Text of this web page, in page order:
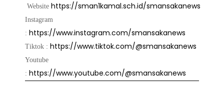
Website https://sman1kamal.sch.id/smansakanews
Instagram
: https://www.instagram.com/smansakanews
Tiktok : https://www.tiktok.com/@smansakanews
Youtube
: https://www.youtube.com/@smansakanews